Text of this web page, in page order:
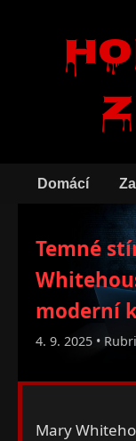
Domácí
Temné
moderní
4. 9. 2025 •
Mary